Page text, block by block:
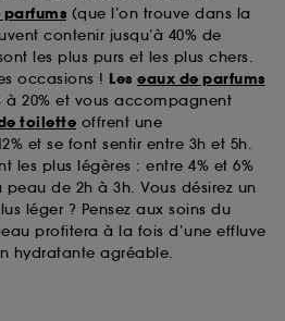
(que l’on trouve dans la
contenir jusqu’à 40% de
les plus purs et les plus chers.
occasions ! Les eaux de parfums
à 20% et vous accompagnent
toilette offrent une
et se font sentir entre 3h et 5h.
les plus légères : entre 4% et 6%
de 2h à 3h. Vous désirez un
léger ? Pensez aux soins du
profitera à la fois d’une effluve
hydratante agréable.